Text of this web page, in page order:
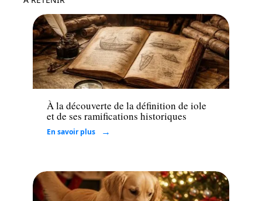
Loisirs
À la découverte de la définition de iole
et de ses ramifications historiques
En savoir plus